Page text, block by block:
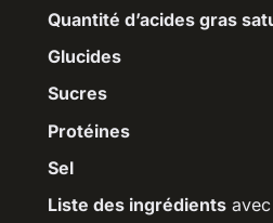
Quantité d’acides gras
Glucides
Sucres
Protéines
Sel
Liste des ingrédients